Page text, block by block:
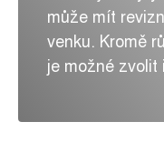
může mít
venku. Kromě
je možné zvolit